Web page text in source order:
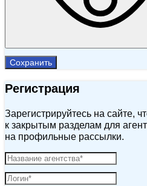
Сохранить
Регистрация
Зарегистрируйтесь на сайте,
к закрытым разделам для
на профильные рассылки.